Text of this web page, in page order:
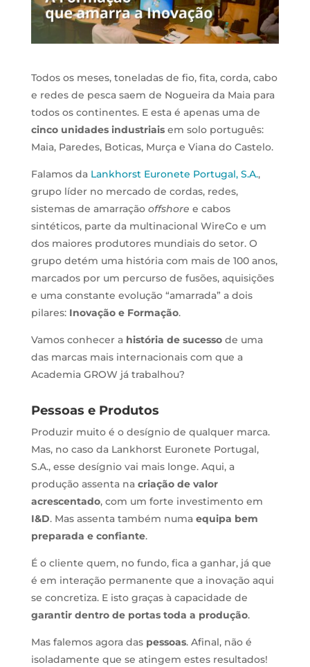
Todos os meses, toneladas de fio, fita, corda, cabo
e redes de pesca saem de Nogueira da Maia para
todos os continentes. E esta é apenas uma de
cinco unidades industriais em solo português:
Maia, Paredes, Boticas, Murça e Viana do Castelo.
Falamos da Lankhorst Euronete Portugal, S.A.,
grupo líder no mercado de cordas, redes,
sistemas de amarração offshore e cabos
sintéticos, parte da multinacional WireCo e um
dos maiores produtores mundiais do setor. O
grupo detém uma história com mais de 100 anos,
marcados por um percurso de fusões, aquisições
e uma constante evolução “amarrada” a dois
pilares: Inovação e Formação.
Vamos conhecer a história de sucessode uma
das marcas mais internacionais com que a
Academia GROW já trabalhou?
Pessoas e Produtos
Produzir muito é o desígnio de qualquer marca.
Mas, no caso da Lankhorst Euronete Portugal,
S.A., esse desígnio vai mais longe. Aqui, a
produção assenta na criação de valor
acrescentado, com um forte investimento em
I&D. Mas assenta também numa equipa bem
preparada e confiante.
É o cliente quem, no fundo, fica a ganhar, já que
é em interação permanente que a inovação aqui
se concretiza. E isto graças à capacidade de
garantir dentro de portas toda a produção.
Mas falemos agora das pessoas. Afinal, não é
isoladamente que se atingem estes resultados!